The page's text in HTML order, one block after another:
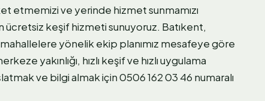
etmemizi ve yerinde hizmet sunmamızı
ücretsiz keşif hizmeti sunuyoruz. Batıkent,
yönelik ekip planımız mesafeye göre
yakınlığı, hızlı keşif ve hızlı uygulama
ve bilgi almak için 0506 162 03 46 numaralı